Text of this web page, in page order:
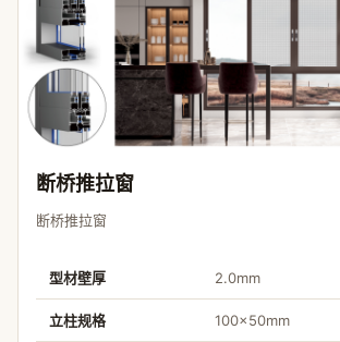
断桥推拉窗
断桥推拉窗
型材壁厚 2.0mm
立柱规格 100×50mm